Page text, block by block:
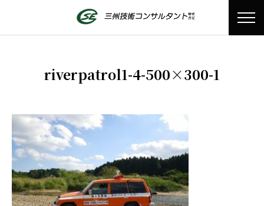
riverpatrol1-4-500×300-1